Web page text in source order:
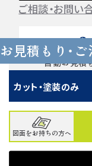
お見積もり・
自動お見積
カット・塗装のみ
図面をお持ちの方へ
ご相談・お問い
Tel.
営